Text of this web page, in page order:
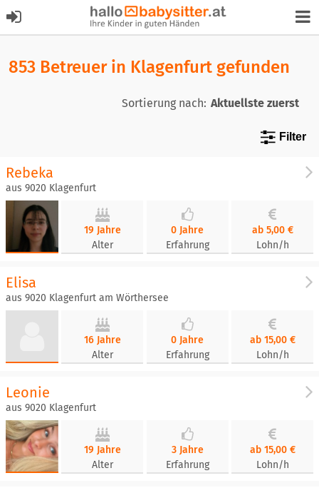
853 Betreuer in Klagenfurt gefunden
Sortierung nach:
Filter
Rebeka
aus 9020 Klagenfurt
19 Jahre
Alter
0 Jahre
Erfahrung
ab 5,00 €
Lohn/h
Elisa
aus 9020 Klagenfurt am Wörthersee
16 Jahre
Alter
0 Jahre
Erfahrung
ab 15,00 €
Lohn/h
Leonie
aus 9020 Klagenfurt
19 Jahre
Alter
3 Jahre
Erfahrung
ab 15,00 €
Lohn/h